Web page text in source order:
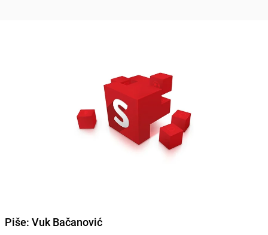
Piše: Vuk Bačanović